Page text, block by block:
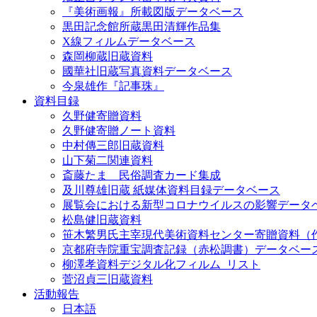
『美術画報』所載図版データベース
黒田記念館所蔵黒田清輝作品集
X線フィルムデータベース
森岡柳蔵旧蔵資料
國華社旧蔵写真資料データベース
今泉雄作『記事珠』
資料目録
久野健寄贈資料
久野健寄贈ノート資料
中村傳三郎旧蔵資料
山下菊二関連資料
斎藤たま 民俗調査カード集成
及川尊雄旧蔵 紙媒体資料目録データベース
展覧会における新型コロナウイルスの影響データ
松島健旧蔵資料
笹木繁男氏主宰現代美術資料センター寄贈資料（
京都府寺院重宝調査記録（赤松調書）データベー
柳澤孝資料デジタル化フィルム_リスト
菅沼貞三旧蔵資料
活動報告
日本語